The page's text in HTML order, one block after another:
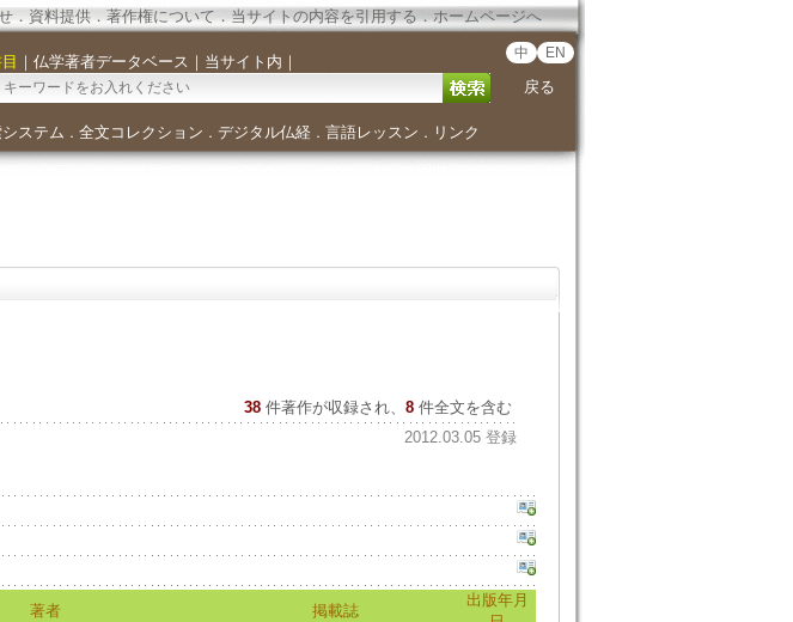
． 資料提供．著作権について．当サイトの内容を引用する．ホームページへ
｜ 仏学著者データベース ｜ 当サイト内 ｜ 中 EN
戻る
ステム ． 全文コレクション ． デジタル仏経． 言語レッスン ． リンク
38 件著作が収録され、 8件全文を含む
2012.03.05 登録
著者 掲載誌
出版年月